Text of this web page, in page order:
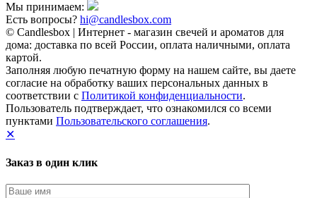
Мы принимаем:
Есть вопросы? hi@candlesbox.com
© Candlesbox | Интернет - магазин свечей и ароматов для
дома: доставка по всей России, оплата наличными, оплата
картой.
Заполняя любую печатную форму на нашем сайте, вы даете
согласие на обработку ваших персональных данных в
соответствии с Политикой конфиденциальности.
Пользователь подтверждает, что ознакомился со всеми
пунктами Пользовательского соглашения.
✕
Заказ в один клик